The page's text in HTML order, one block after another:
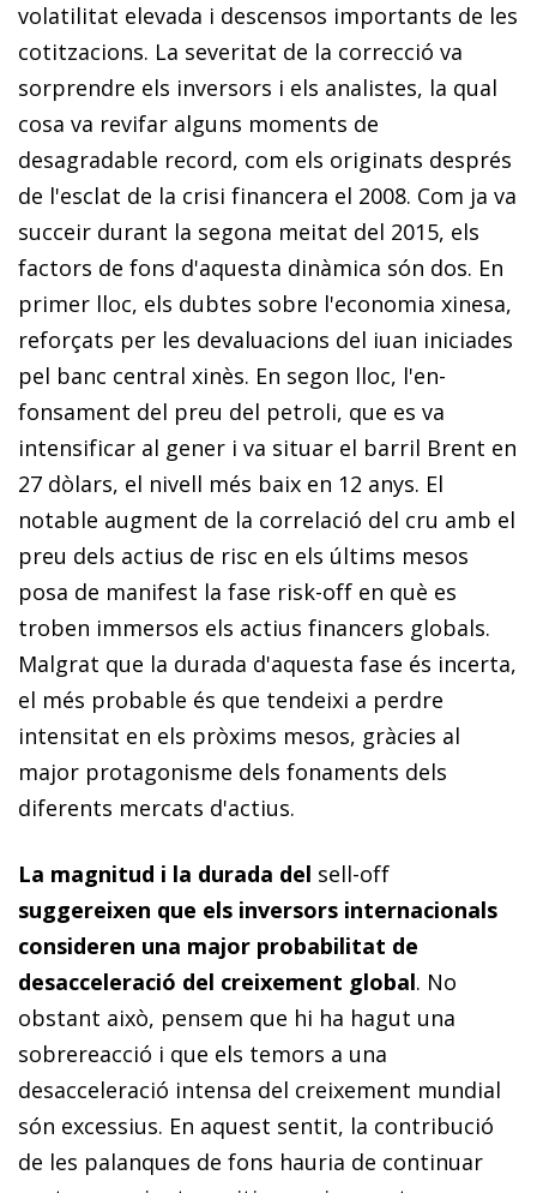
volatilitat elevada i descensos importants de les
cotitzacions. La severitat de la correcció va
sorprendre els inversors i els analistes, la qual
cosa va revifar alguns moments de
desagradable record, com els originats després
de l'esclat de la crisi financera el 2008. Com ja va
succeir durant la segona meitat del 2015, els
fac­­tors de fons d'aquesta dinàmica són dos. En
primer lloc, els dubtes sobre l'economia xinesa,
reforçats per les devaluacions del iuan iniciades
pel banc central xinès. En segon lloc, l'en­­
fonsament del preu del petroli, que es va
intensificar al gener i va situar el barril Brent en
27 dòlars, el nivell més baix en 12 anys. El
notable augment de la correlació del cru amb el
preu dels actius de risc en els últims mesos
posa de manifest la fase risk-off en què es
troben immersos els actius financers globals.
Malgrat que la durada d'aquesta fase és incerta,
el més probable és que tendeixi a perdre
intensitat en els pròxims mesos, gràcies al
major protagonisme dels fonaments dels
diferents mercats d'actius.
La magnitud i la durada del sell-off
suggereixen que els in­­ver­­sors internacionals
consideren una major probabilitat de
desacceleració del creixement global. No
obstant això, pensem que hi ha hagut una
sobrereacció i que els temors a una
desacceleració intensa del creixement mundial
són excessius. En aquest sentit, la contribució
de les palanques de fons hauria de continuar